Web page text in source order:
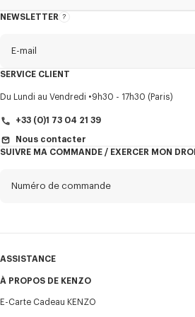
NEWSLETTER
A
E-mail
Titre Obligatoire
SERVICE CLIENT
Du Lundi au Vendredi 9h30 - 17h30 (Paris)
+33 (0)1 73 04 21 39
Nous contacter
SUIVRE MA COMMANDE / EXERCER MON
Numéro de commande
ASSISTANCE
Mon compte
Guide des tailles
À PROPOS DE KENZO
CGV
E-Carte Cadeau KENZO